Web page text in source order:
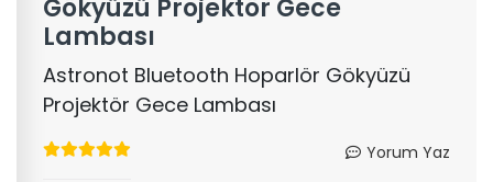
Gökyüzü Projektör Gece
Lambası
Astronot Bluetooth Hoparlör Gökyüzü
Projektör Gece Lambası
Yorum Yaz